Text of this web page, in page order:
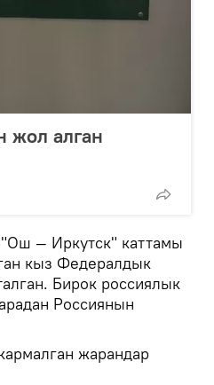
жол алган
— Иркутск" каттамы
кыз Федералдык
Бирок россиялык
Россиянын
жарандар